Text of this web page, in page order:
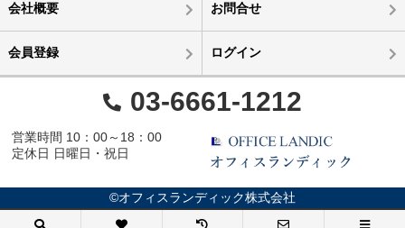
会社概要 お問合せ
会員登録 ログイン
03-6661-1212
営業時間 10：00～18：00
定休日 日曜日・祝日
©オフィスランディック株式会社